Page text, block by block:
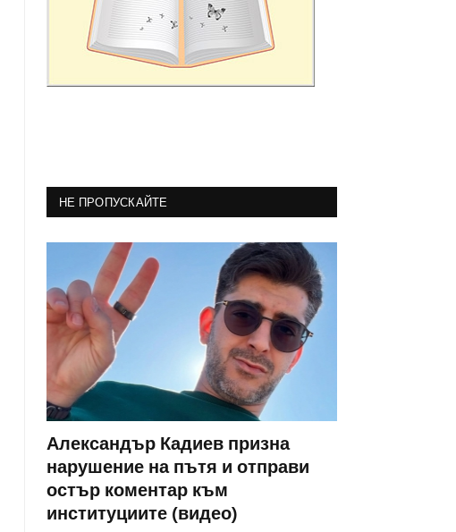
НЕ ПРОПУСКАЙТЕ
Александър Кадиев призна
нарушение на пътя и отправи
остър коментар към
институциите (видео)